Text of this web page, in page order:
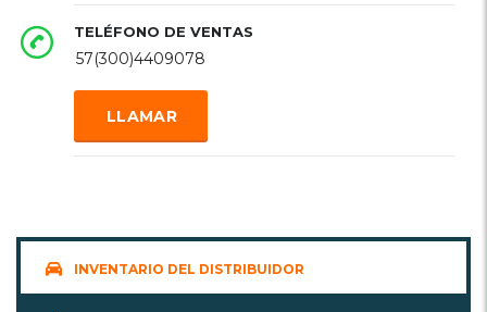
TELÉFONO DE VENTAS
57(300)4409078
LLAMAR
INVENTARIO DEL DISTRIBUIDOR